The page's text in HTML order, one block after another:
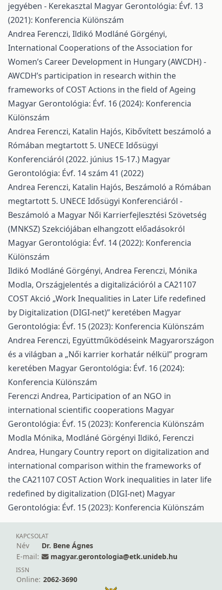
jegyében - Kerekasztal Magyar Gerontológia: Évf. 13
(2021): Konferencia Különszám
Andrea Ferenczi, Ildikó Modláné Görgényi,
International Cooperations of the Association for
Women’s Career Development in Hungary (AWCDH) -
AWCDH’s participation in research within the
frameworks of COST Actions in the field of Ageing
Magyar Gerontológia: Évf. 16 (2024): Konferencia
Különszám
Andrea Ferenczi, Katalin Hajós, Kibővített beszámoló a
Rómában megtartott 5. UNECE Idősügyi
Konferenciáról (2022. június 15-17.) Magyar
Gerontológia: Évf. 14 szám 41 (2022)
Andrea Ferenczi, Katalin Hajós, Beszámoló a Rómában
megtartott 5. UNECE Idősügyi Konferenciáról -
Beszámoló a Magyar Női Karrierfejlesztési Szövetség
(MNKSZ) Szekciójában elhangzott előadásokról
Magyar Gerontológia: Évf. 14 (2022): Konferencia
Különszám
Ildikó Modláné Görgényi, Andrea Ferenczi, Mónika
Modla, Országjelentés a digitalizációról a CA21107
COST Akció „Work Inequalities in Later Life redefined
by Digitalization (DIGI-net)” keretében Magyar
Gerontológia: Évf. 15 (2023): Konferencia Különszám
Andrea Ferenczi, Együttműködéseink Magyarországon
és a világban a „Női karrier korhatár nélkül” program
keretében Magyar Gerontológia: Évf. 16 (2024):
Konferencia Különszám
Ferenczi Andrea, Participation of an NGO in
international scientific cooperations Magyar
Gerontológia: Évf. 15 (2023): Konferencia Különszám
Modla Mónika, Modláné Görgényi Ildikó, Ferenczi
Andrea, Hungary Country report on digitalization and
international comparison within the frameworks of
the CA21107 COST Action Work inequalities in later life
redefined by digitalization (DIGI-net) Magyar
Gerontológia: Évf. 15 (2023): Konferencia Különszám
KAPCSOLAT
Név
Dr. Bene Ágnes
E-mail:
magyar.gerontologia@etk.unideb.hu
ISSN
Online: 2062-3690